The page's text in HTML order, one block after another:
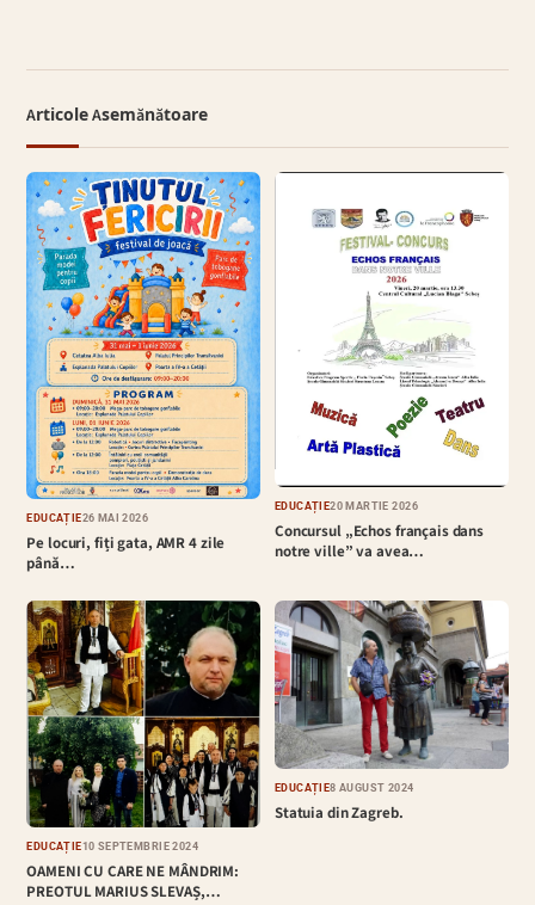
Articole Asemănătoare
EDUCAȚIE26 MAI 2026
Pe locuri, fiți gata, AMR 4 zile
până…
EDUCAȚIE20 MARTIE 2026
Concursul „Echos français dans
notre ville” va avea…
EDUCAȚIE10 SEPTEMBRIE 2024
OAMENI CU CARE NE MÂNDRIM:
PREOTUL MARIUS SLEVAȘ,…
EDUCAȚIE8 AUGUST 2024
Statuia din Zagreb.